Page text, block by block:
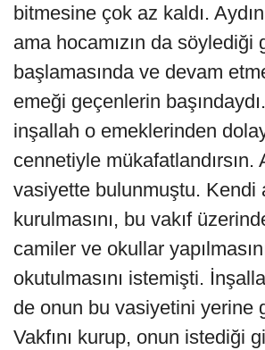
bitmesine çok az kaldı.
ama hocamızın da söylediği
başlamasında ve devam
emeği geçenlerin
inşallah o emeklerinden
cennetiyle mükafatlandırsın.
vasiyette bulunmuştu. Kendi
kurulmasını, bu vakıf
camiler ve okullar
okutulmasını istemişti.
de onun bu vasiyetini yerine
Vakfını kurup, onun istediği